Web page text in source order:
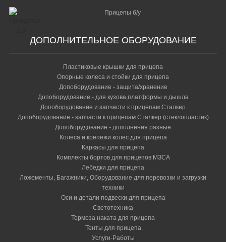
Прицепы б/у
ДОПОЛНИТЕЛЬНОЕ ОБОРУДОВАНИЕ
Пластиковые крышки для прицепа
Опорные колеса и стойки для прицепа
Допоборудование - защита/хранение
Допоборудование - для кузова,платформы и дышла
Допоборудование и запчасти к прицепам Сталкер
Допоборудование - запчасти к прицепам Сталкер (стеклопластик)
Допоборудование - дополнения разные
Колеса и крепежи колес для прицепа
Каркасы для прицепа
Комплекты бортов для прицепов МЗСА
Лебедки для прицепа
Ложементы, Багажники, Оборудование для перевозки и загрузки
техники
Оси и детали подвески для прицепа
Светотехника
Тормоза наката для прицепа
Тенты для прицепа
Услуги-Работы